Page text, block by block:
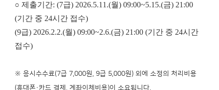
○ 제출기간: (7급) 2026.5.11.(월) 09:00~5.15.(금) 21:00
(기간 중 24시간 접수)
(9급) 2026.2.2.(월) 09:00~2.6.(금) 21:00 (기간 중 24시간
접수)
※ 응시수수료(7급 7,000원, 9급 5,000원) 외에 소정의 처리비용
(휴대폰·카드 결제, 계좌이체비용)이 소요됩니다.